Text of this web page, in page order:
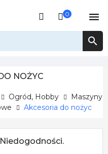
0 

NOŻYC
Ogród, Hobby
Maszyny
Akcesoria do nożyc